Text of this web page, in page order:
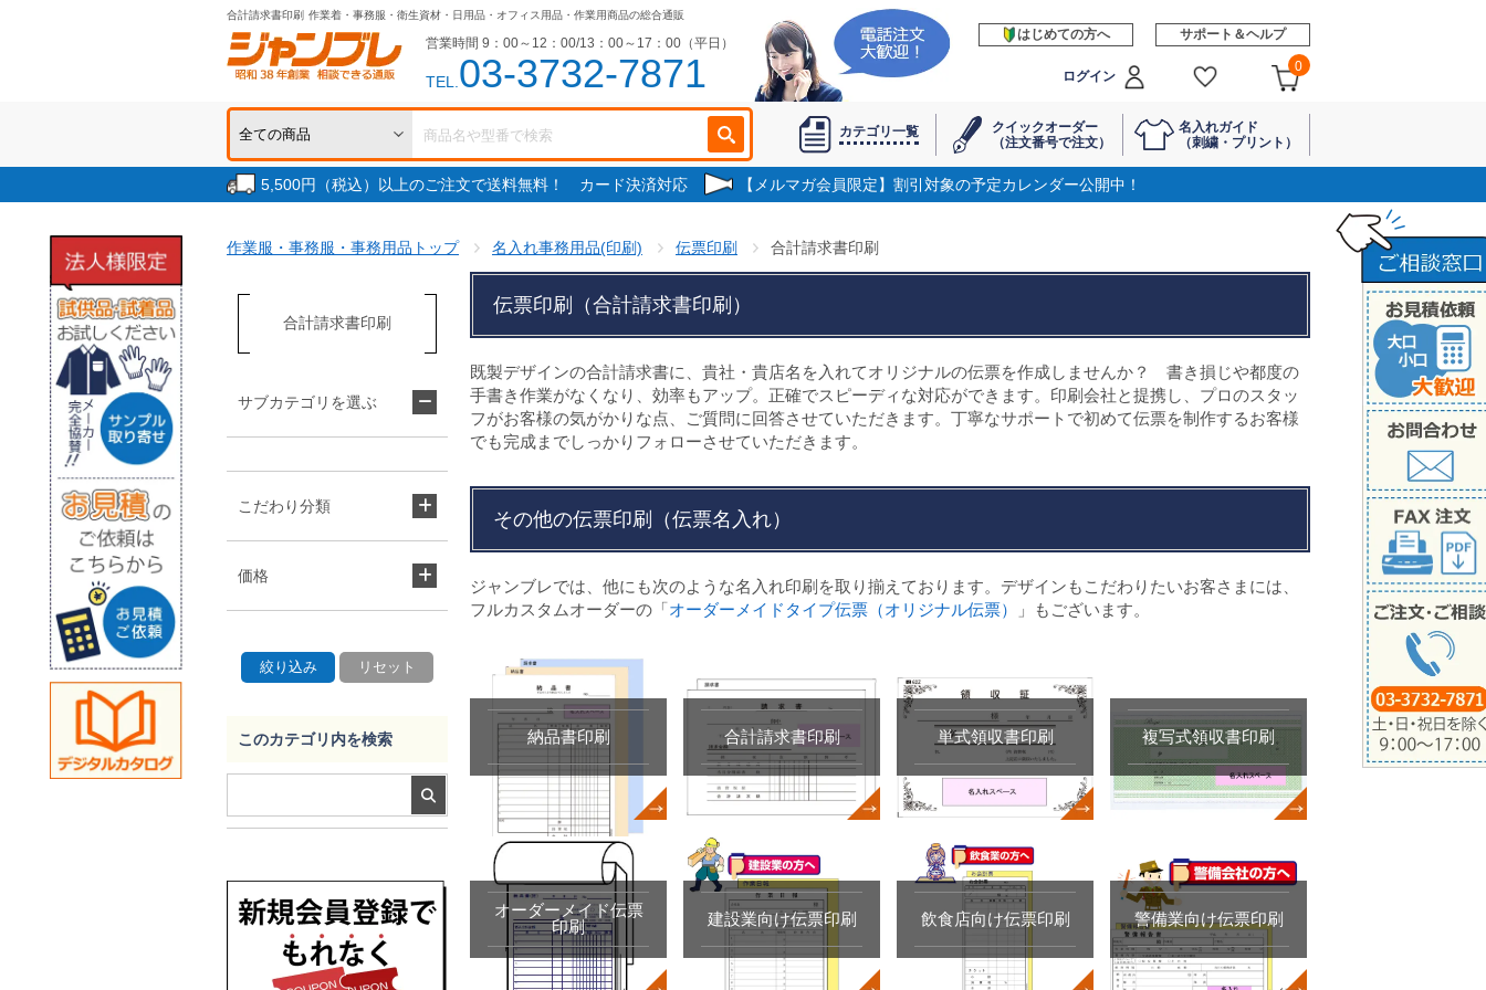
合計請求書印刷 作業着・事務服・衛生資材・日用品・オフィス用品・作業用商品の総合通販
営業時間 9：00～12：00/13：00～17：00（平日）
TEL.03-3732-7871
はじめての方へ サポート＆ヘルプ
ログイン
0
カテゴリ一覧
クイックオーダー
（注文番号で注文）
名入れガイド
（刺繍・プリント）
5,500円（税込）以上のご注文で送料無料！ カード決済対応 【メルマガ会員限定】割引対象の予定カレンダー公開中！
作業服・事務服・事務用品トップ 名入れ事務用品(印刷) 伝票印刷 合計請求書印刷
伝票印刷（合計請求書印刷）
既製デザインの合計請求書に、貴社・貴店名を入れてオリジナルの伝票を作成しませんか？ 書き損じや都度の
手書き作業がなくなり、効率もアップ。正確でスピーディな対応ができます。印刷会社と提携し、プロのスタッ
フがお客様の気がかりな点、ご質問に回答させていただきます。丁寧なサポートで初めて伝票を制作するお客様
でも完成までしっかりフォローさせていただきます。
その他の伝票印刷（伝票名入れ）
ジャンブレでは、他にも次のような名入れ印刷を取り揃えております。デザインもこだわりたいお客さまには、
フルカスタムオーダーの「オーダーメイドタイプ伝票（オリジナル伝票） 」もございます。
納品書印刷 合計請求書印刷 単式領収書印刷 複写式領収書印刷
オーダーメイド伝票
印刷
建設業向け伝票印刷 飲食店向け伝票印刷 警備業向け伝票印刷
合計請求書印刷
サブカテゴリを選ぶ
こだわり分類
価格
このカテゴリ内を検索